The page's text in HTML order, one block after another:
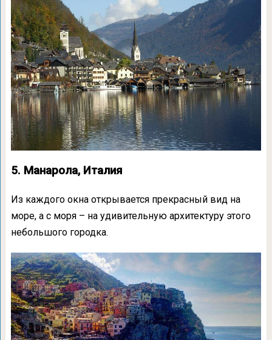
5. Манарола, Италия
Из каждого окна открывается прекрасный вид на
море, а с моря – на удивительную архитектуру этого
небольшого городка.